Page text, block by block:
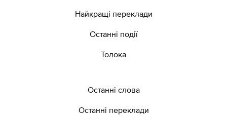
Найкращі переклади
Останні події
Толока
Останні слова
Останні переклади